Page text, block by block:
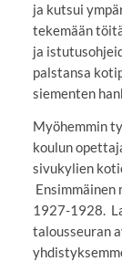
ja kutsui
tekemään
ja
palstansa
siementen
Myöhemmin
koulun
sivukylien
1927-1928.
talousseuran